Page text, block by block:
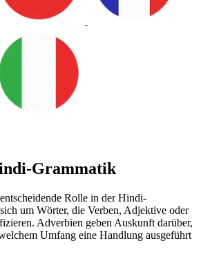
Grammatik
Rolle in der Hindi-
um Wörter, die Verben, Adjektive oder
Adverbien geben Auskunft darüber,
Umfang eine Handlung ausgeführt